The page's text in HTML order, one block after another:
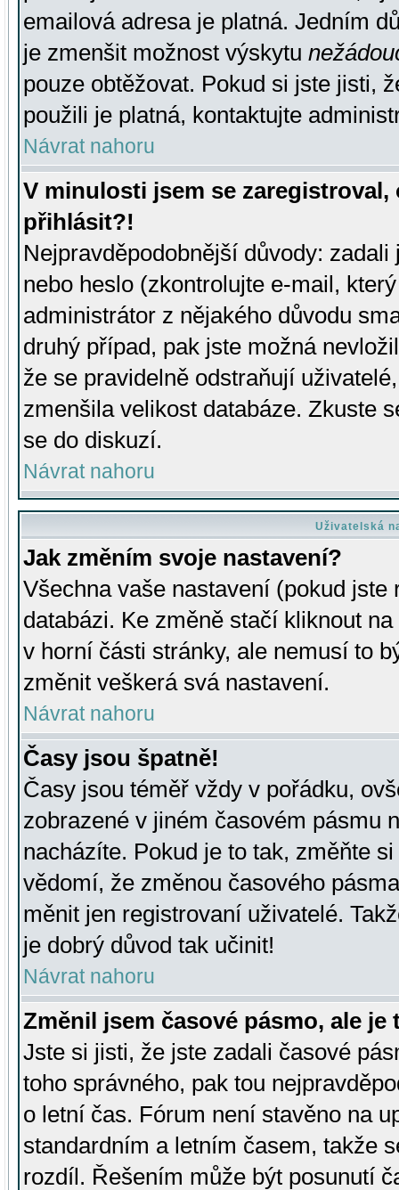
emailová adresa je platná. Jedním
je zmenšit možnost výskytu
pouze obtěžovat. Pokud si jste jisti,
použili je platná, kontaktujte
Návrat nahoru
V minulosti jsem se
přihlásit?!
Nejpravděpodobnější důvody:
nebo heslo (zkontrolujte e-mail,
administrátor z nějakého důvodu
druhý případ, pak jste možná
že se pravidelně odstraňují
zmenšila velikost databáze. Zkuste
se do diskuzí.
Návrat nahoru
Uživatelská
Jak změním svoje nastavení?
Všechna vaše nastavení (pokud
databázi. Ke změně stačí kliknout
v horní části stránky, ale nemusí to
změnit veškerá svá nastavení.
Návrat nahoru
Časy jsou špatně!
Časy jsou téměř vždy v pořádku,
zobrazené v jiném časovém pásmu
nacházíte. Pokud je to tak, změňte
vědomí, že změnou časového
měnit jen registrovaní uživatelé.
je dobrý důvod tak učinit!
Návrat nahoru
Změnil jsem časové pásmo, ale je
Jste si jisti, že jste zadali časové
toho správného, pak tou
o letní čas. Fórum není stavěno na
standardním a letním časem, takže
rozdíl. Řešením může být posunutí